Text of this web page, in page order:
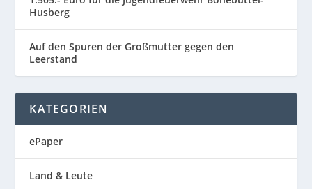
Husberg
Auf den Spuren der Großmutter gegen den
Leerstand
KATEGORIEN
ePaper
Land & Leute